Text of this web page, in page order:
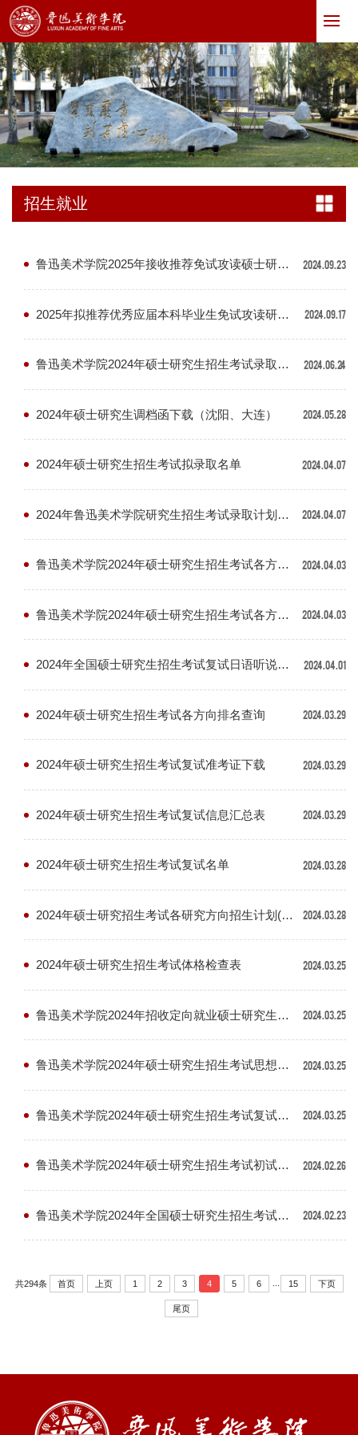
招生就业
鲁迅美术学院2025年接收推荐免试攻读硕士研究生章程 2024.09.23
2025年拟推荐优秀应届本科毕业生免试攻读研究生名单 2024.09.17
鲁迅美术学院2024年硕士研究生招生考试录取通知书邮寄地址维护 2024.06.24
2024年硕士研究生调档函下载（沈阳、大连） 2024.05.28
2024年硕士研究生招生考试拟录取名单 2024.04.07
2024年鲁迅美术学院研究生招生考试录取计划调整说明 2024.04.07
鲁迅美术学院2024年硕士研究生招生考试各方向综合成绩查询 2024.04.03
鲁迅美术学院2024年硕士研究生招生考试各方向复试成绩 2024.04.03
2024年全国硕士研究生招生考试复试日语听说能力测试考试安排 2024.04.01
2024年硕士研究生招生考试各方向排名查询 2024.03.29
2024年硕士研究生招生考试复试准考证下载 2024.03.29
2024年硕士研究生招生考试复试信息汇总表 2024.03.29
2024年硕士研究生招生考试复试名单 2024.03.28
2024年硕士研究招生考试各研究方向招生计划(拟定) 2024.03.28
2024年硕士研究生招生考试体格检查表 2024.03.25
鲁迅美术学院2024年招收定向就业硕士研究生协议书 2024.03.25
鲁迅美术学院2024年硕士研究生招生考试思想政治素质和道德品质考查表 2024.03.25
鲁迅美术学院2024年硕士研究生招生考试复试录取办法 2024.03.25
鲁迅美术学院2024年硕士研究生招生考试初试成绩查询 2024.02.26
鲁迅美术学院2024年全国硕士研究生招生考试初试成绩查询公告 2024.02.23
共294条 首页 上页 1 2 3 4 5 6 15 下页
尾页